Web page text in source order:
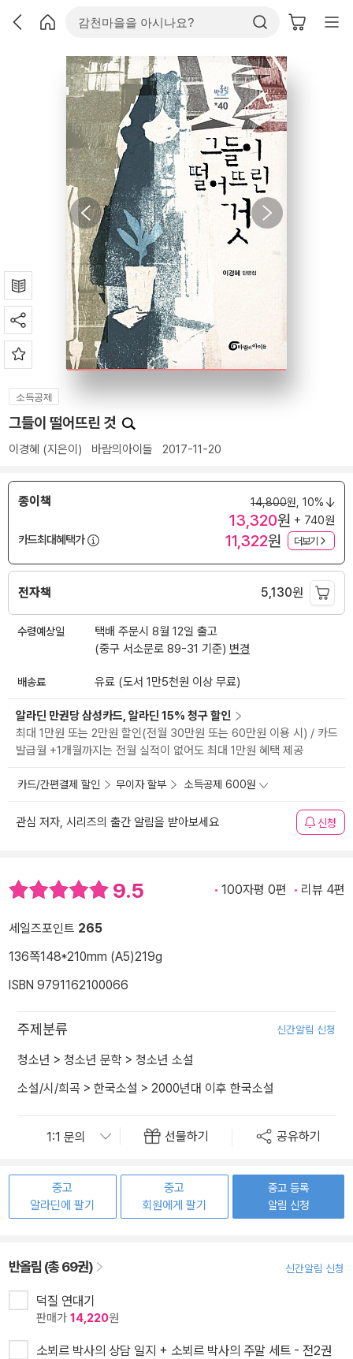
소득공제
그들이 떨어뜨린 것
이경혜 (지은이) 바람의아이들 2017-11-20
종이책 14,800원, 10%
13,320원 + 740원
카드최대혜택가
11,322원 더보기
전자책 5,130원
수령예상일
택배 주문시 8월 12일 출고
(중구 서소문로 89-31 기준) 변경
배송료 유료 (도서 1만5천원 이상 무료)
알라딘 만권당 삼성카드, 알라딘 15% 청구 할인
최대 1만원 또는 2만원 할인(전월 30만원 또는 60만원 이용 시) / 카드
발급월 +1개월까지는 전월 실적이 없어도 최대 1만원 혜택 제공
카드/간편결제 할인 무이자 할부 소득공제 600원
관심 저자, 시리즈의 출간 알림을 받아보세요 신청
9.5 100자평 0편 리뷰 4편
세일즈포인트 265
136쪽148*210mm (A5)219g
ISBN 9791162100066
주제분류 신간알림 신청
청소년 > 청소년 문학 > 청소년 소설
소설/시/희곡 > 한국소설 > 2000년대 이후 한국소설
선물하기 공유하기
중고
알라딘에 팔기
중고
회원에게 팔기
중고 등록
알림 신청
반올림 (총 69권) 신간알림 신청
덕질 연대기
판매가 14,220원
소뵈르 박사의 상담 일지 + 소뵈르 박사의 주말 세트 - 전2권